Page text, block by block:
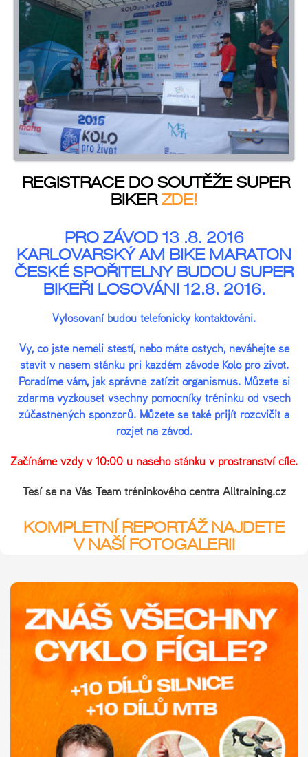
REGISTRACE DO SOUTĚŽE SUPER
BIKER ZDE!
PRO ZÁVOD 13 .8. 2016
KARLOVARSKÝ AM BIKE MARATON
ČESKÉ SPOŘITELNY BUDOU SUPER
BIKEŘI LOSOVÁNI 12.8. 2016.
Vylosovaní budou telefonicky kontaktováni.
Vy, co jste neměli štěstí, nebo máte ostych, neváhejte se
stavit v našem stánku při každém závodě Kolo pro život.
Poradíme vám, jak správně zatížit organismus. Můžete si
zdarma vyzkoušet všechny pomocníky tréninku od všech
zúčastněných sponzorů. Můžete se také přijít rozcvičit a
rozjet na závod.
Začínáme vždy v 10:00 u našeho stánku v prostranství cíle.
Těší se na Vás Team tréninkového centra Alltraining.cz
KOMPLETNÍ REPORTÁŽ NAJDETE
V NAŠÍ FOTOGALERII